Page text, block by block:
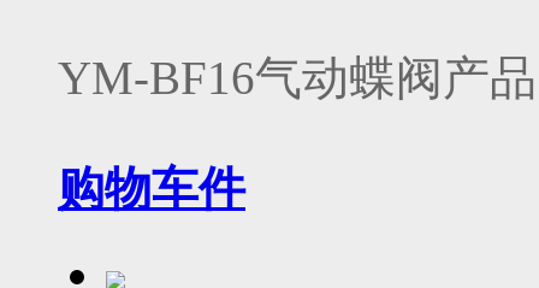
YM-BF16气动蝶阀产
购物车件